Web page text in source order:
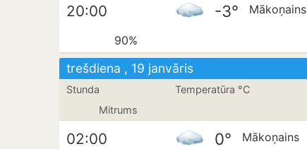
20:00 -3° Mākoņains
90%
trešdiena , 19 janvāris
Stunda Temperatūra °C
Mitrums
02:00 0° Mākoņains